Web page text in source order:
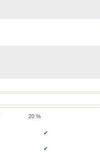
20 %
✔
✔